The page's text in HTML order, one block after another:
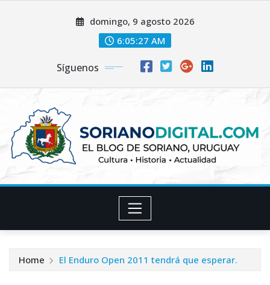
domingo, 9 agosto 2026
6:05:28 AM
Síguenos
Home El Enduro Open 2011 tendrá que esperar.